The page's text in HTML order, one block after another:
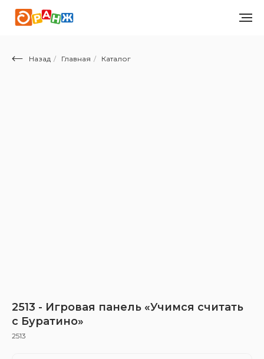
Назад / Главная / Каталог
2513 - Игровая панель «Учимся считать
с Буратино»
2513